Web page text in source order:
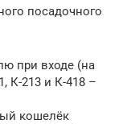
посадочного
при входе (на
К-213 и К-418 –
кошелёк